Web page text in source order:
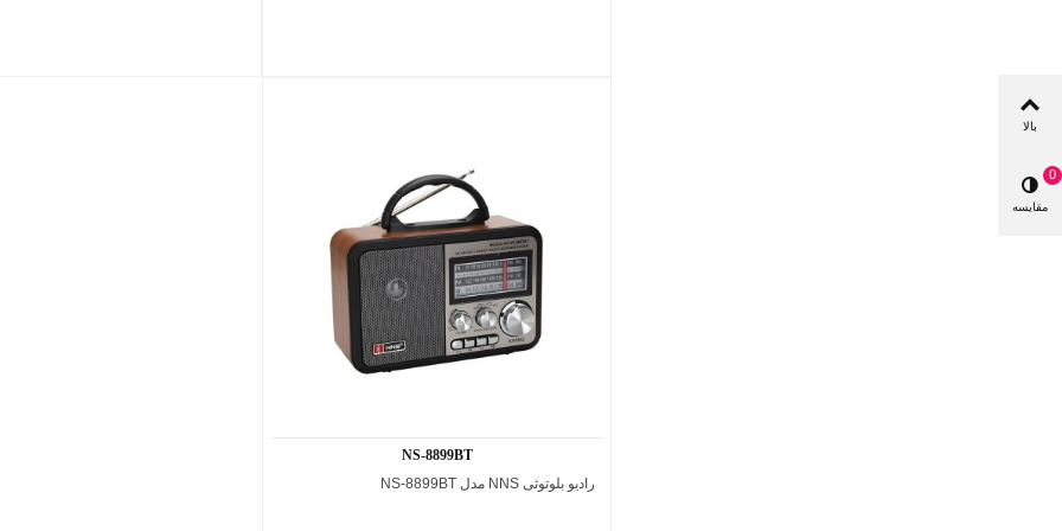
اضافه به مقایسه
NS-8899BT
رادیو بلوتوثی NNS مدل NS-8899BT
بالا
مقایسه
0